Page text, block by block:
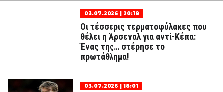
03.07.2026 | 20:18
Οι τέσσερις τερματοφύλακες που
θέλει η Άρσεναλ για αντί-Κέπα:
Ένας της… στέρησε το
πρωτάθλημα!
03.07.2026 | 18:01